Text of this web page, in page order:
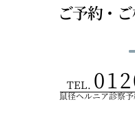
ご予約・
TEL.
鼠径ヘルニア診察